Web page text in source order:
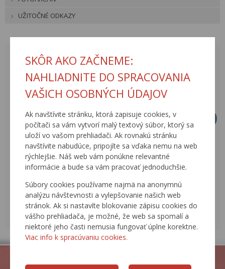
SKÔR AKO ZAČNEME:
NAHLIADNITE DO SPRACOVANIA
VAŠICH OSOBNÝCH ÚDAJOV
Ak navštívite stránku, ktorá zapisuje cookies, v
počítači sa vám vytvorí malý textový súbor, ktorý sa
uloží vo vašom prehliadači. Ak rovnakú stránku
navštívite nabudúce, pripojíte sa vďaka nemu na web
rýchlejšie. Náš web vám ponúkne relevantné
informácie a bude sa vám pracovať jednoduchšie.
Súbory cookies používame najmä na anonymnú
analýzu návštevnosti a vylepšovanie našich web
stránok. Ak si nastavíte blokovanie zápisu cookies do
vášho prehliadača, je možné, že web sa spomalí a
niektoré jeho časti nemusia fungovať úplne korektne.
Viac info k spracúvaniu cookies.
UŽITOČNÉ ODKAZY
AUGUST 2026
ST ŠT PI SO
4 5 6 7 8
11 12 13 14 15
18 19 20 21
25 26 27 28 29
1 2 3 4 5
AKTUÁLNE UDALOSTI
ARCHÍV UDALOSTÍ